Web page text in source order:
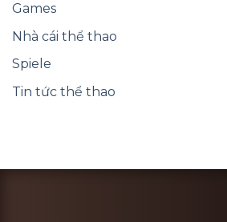
Games
Nhà cái thể thao
Spiele
Tin tức thể thao